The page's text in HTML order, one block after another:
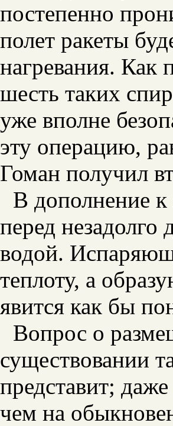
постепенно
полет ракеты
нагревания. Как
шесть таких
уже вполне
эту операцию,
Гоман получил
В дополнение
перед
водой.
теплоту, а
явится как бы
Вопрос о
существовании
представит;
чем на